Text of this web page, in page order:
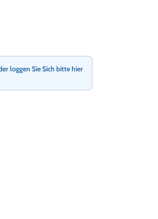
loggen Sie Sich bitte hier